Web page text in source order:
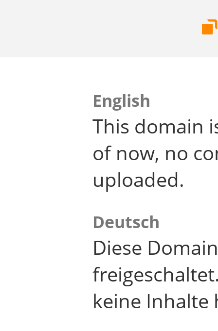
English
This domain
of now, no
uploaded.
Deutsch
Diese
keine Inhalte